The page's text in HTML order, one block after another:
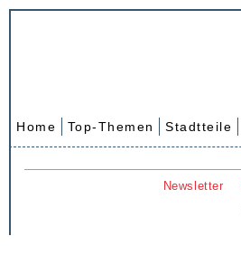
Home Top-Themen Stadtteile
Newsletter